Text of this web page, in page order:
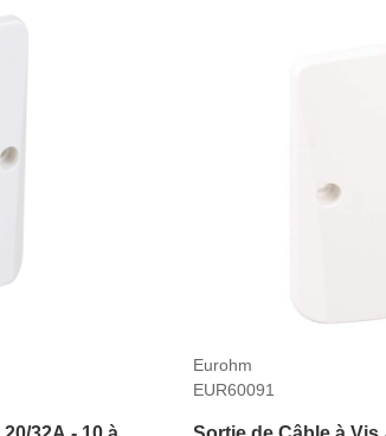
Eurohm
EUR60091